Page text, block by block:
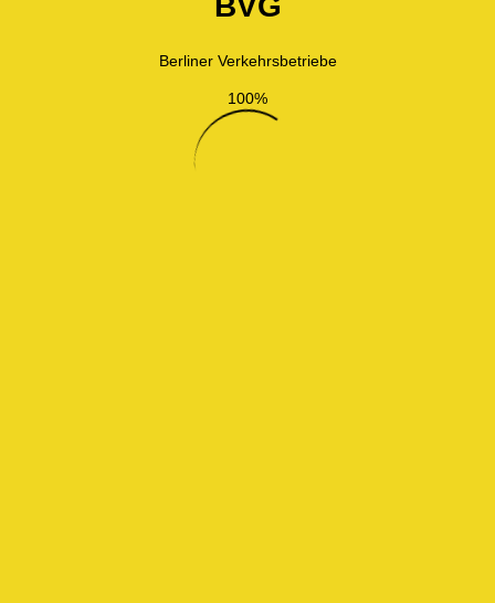
Berliner Verkehrsbetriebe
100%